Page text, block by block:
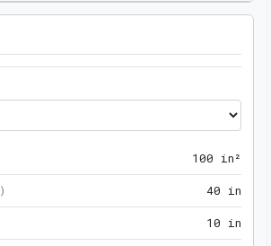
100 in²
) 40 in
10 in